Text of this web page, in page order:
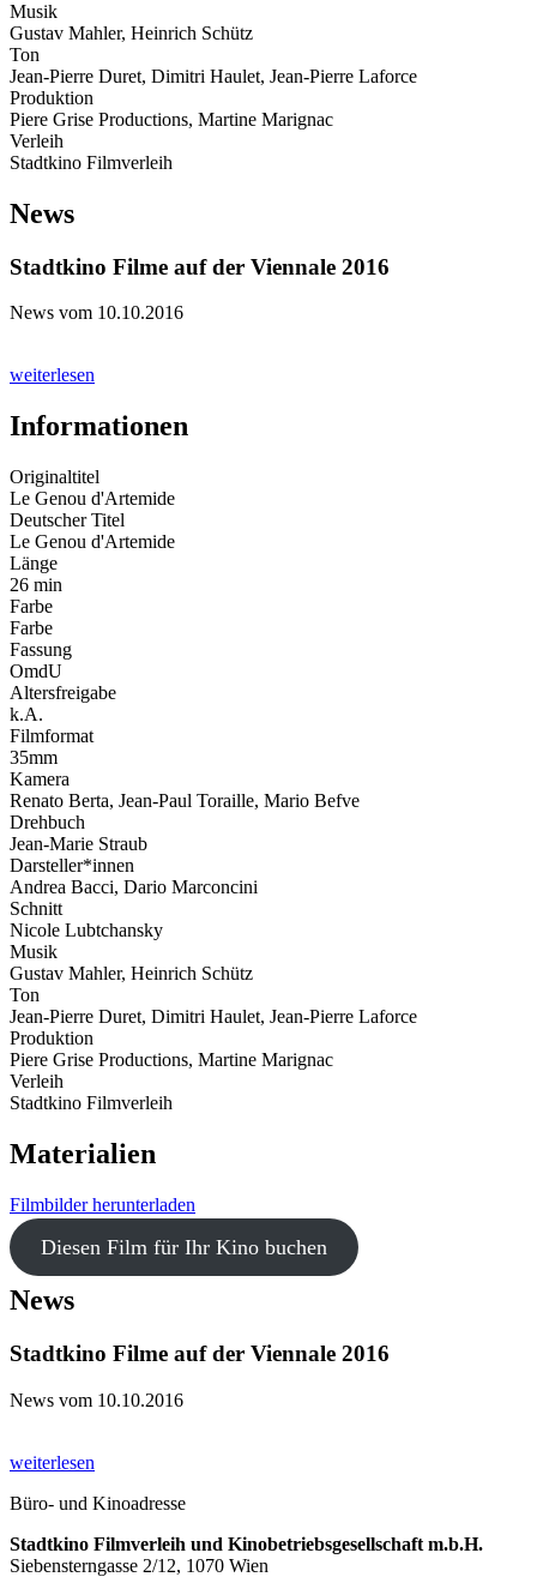
Musik
Gustav Mahler, Heinrich Schütz
Ton
Jean-Pierre Duret, Dimitri Haulet, Jean-Pierre Laforce
Produktion
Piere Grise Productions, Martine Marignac
Verleih
Stadtkino Filmverleih
News
Stadtkino Filme auf der Viennale 2016
News vom 10.10.2016
weiterlesen
Informationen
Originaltitel
Le Genou d'Artemide
Deutscher Titel
Le Genou d'Artemide
Länge
26 min
Farbe
Farbe
Fassung
OmdU
Altersfreigabe
k.A.
Filmformat
35mm
Kamera
Renato Berta, Jean-Paul Toraille, Mario Befve
Drehbuch
Jean-Marie Straub
Darsteller*innen
Andrea Bacci, Dario Marconcini
Schnitt
Nicole Lubtchansky
Musik
Gustav Mahler, Heinrich Schütz
Ton
Jean-Pierre Duret, Dimitri Haulet, Jean-Pierre Laforce
Produktion
Piere Grise Productions, Martine Marignac
Verleih
Stadtkino Filmverleih
Materialien
Filmbilder herunterladen
Diesen Film für Ihr Kino buchen
News
Stadtkino Filme auf der Viennale 2016
News vom 10.10.2016
weiterlesen
Büro- und Kinoadresse
Stadtkino Filmverleih und Kinobetriebsgesellschaft m.b.H.
Siebensterngasse 2/12, 1070 Wien